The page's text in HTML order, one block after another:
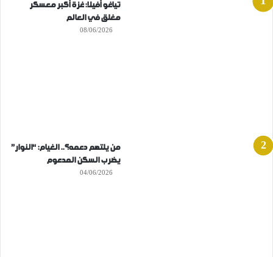
تياغو أفيلا: غزة أكبر معسكر
مغلق في العالم
08/06/2026
من يلتهم دعمه؟.. الغيام: “النوار”
يضرب السكن المدعوم
04/06/2026